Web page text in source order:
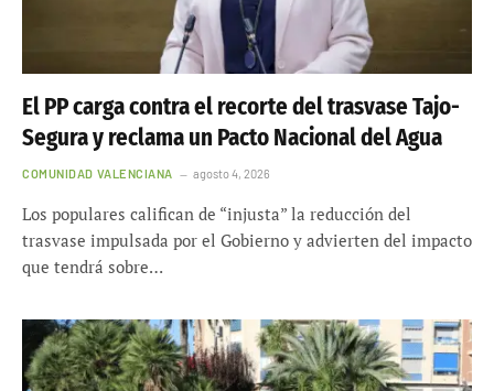
El PP carga contra el recorte del trasvase Tajo-
Segura y reclama un Pacto Nacional del Agua
COMUNIDAD VALENCIANA agosto 4, 2026
Los populares califican de “injusta” la reducción del
trasvase impulsada por el Gobierno y advierten del impacto
que tendrá sobre…